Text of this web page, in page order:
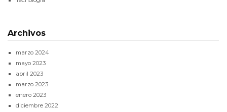
Archivos
marzo 2024
mayo 2023
abril 2023
marzo 2023
enero 2023
diciembre 2022